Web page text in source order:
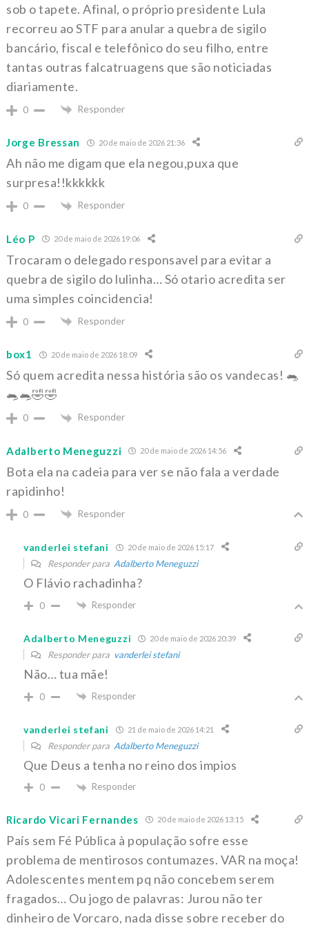
sob o tapete. Afinal, o próprio presidente Lula
recorreu ao STF para anular a quebra de sigilo
bancário, fiscal e telefônico do seu filho, entre
tantas outras falcatruagens que são noticiadas
diariamente.
0 Responder
Jorge Bressan 20 de maio de 2026 21:36
Ah não me digam que ela negou,puxa que
surpresa!!kkkkkk
0 Responder
Léo P 20 de maio de 2026 19:06
Trocaram o delegado responsavel para evitar a
quebra de sigilo do lulinha… Só otario acredita ser
uma simples coincidencia!
0 Responder
box1 20 de maio de 2026 18:09
Só quem acredita nessa história são os vandecas! 🐀
🐀🐀🤣🤣
0 Responder
Adalberto Meneguzzi 20 de maio de 2026 14:56
Bota ela na cadeia para ver se não fala a verdade
rapidinho!
0 Responder
vanderlei stefani 20 de maio de 2026 15:17
Responder para Adalberto Meneguzzi
O Flávio rachadinha?
0 Responder
Adalberto Meneguzzi 20 de maio de 2026 20:39
Responder para vanderlei stefani
Não… tua mãe!
0 Responder
vanderlei stefani 21 de maio de 2026 14:21
Responder para Adalberto Meneguzzi
Que Deus a tenha no reino dos impios
0 Responder
Ricardo Vicari Fernandes 20 de maio de 2026 13:15
País sem Fé Pública à população sofre esse
problema de mentirosos contumazes. VAR na moça!
Adolescentes mentem pq não concebem serem
fragados… Ou jogo de palavras: Jurou não ter
dinheiro de Vorcaro, nada disse sobre receber do